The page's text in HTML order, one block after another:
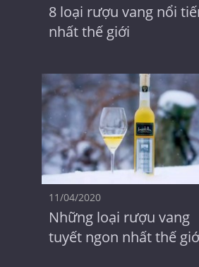
8 loại rượu vang nổi
nhất thế giới
11/04/2020
Những loại rượu vang
tuyết ngon nhất thế